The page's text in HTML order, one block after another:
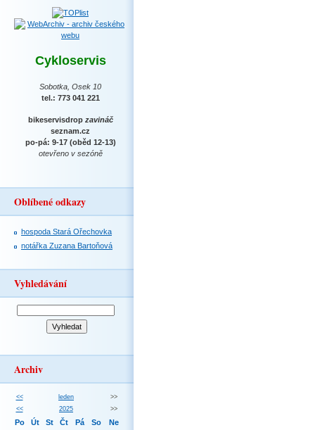
Cykloservis
Sobotka, Osek 10
tel.: 773 041 221
bikeservisdrop zavináč
seznam.cz
po-pá: 9-17 (oběd 12-13)
otevřeno v sezóně
Oblíbené odkazy
hospoda Stará Ořechovka
notářka Zuzana Bartoňová
Vyhledávání
Archiv
<< leden
>>
<<
2025 >>
Po Út St Čt Pá So Ne